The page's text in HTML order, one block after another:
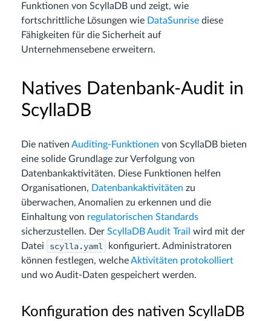
Funktionen von ScyllaDB und zeigt, wie
fortschrittliche Lösungen wie DataSunrise diese
Fähigkeiten für die Sicherheit auf
Unternehmensebene erweitern.
Natives Datenbank-Audit in
ScyllaDB
Die nativen Auditing-Funktionen von ScyllaDB bieten
eine solide Grundlage zur Verfolgung von
Datenbankaktivitäten. Diese Funktionen helfen
Organisationen, Datenbankaktivitäten zu
überwachen, Anomalien zu erkennen und die
Einhaltung von regulatorischen Standards
sicherzustellen. Der ScyllaDB Audit Trail wird mit der
Datei
scylla.yaml
konfiguriert. Administratoren
können festlegen, welcheAktivitäten protokolliert
und wo Audit-Daten gespeichert werden.
Konfiguration des nativen ScyllaDB